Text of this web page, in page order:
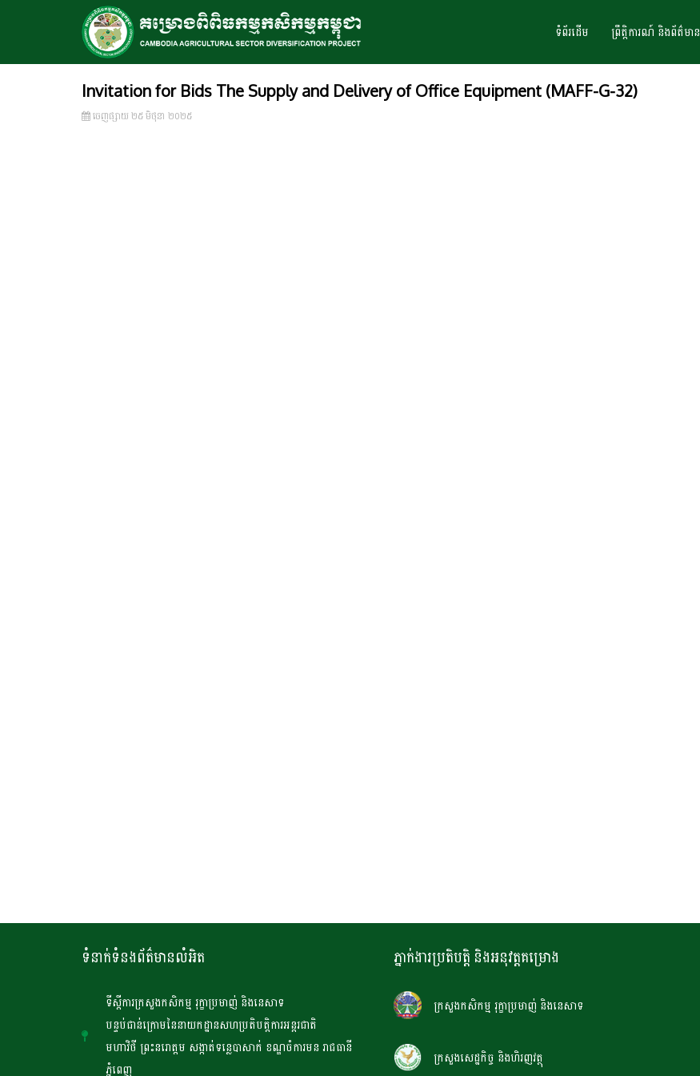
ទំព័រដើម ព្រឹត្តិការណ៍ និងព័ត៌មាន
Invitation for Bids The Supply and Delivery of Office Equipment (MAFF-G-32)
ចេញ​ផ្សាយ​ ២៥ មិថុនា ២០២៥
ទំនាក់ទំនងព័ត៌មានលំអិត
ទីស្តីការក្រសួងកសិកម្ម រុក្ខាប្រមាញ់ និងនេសាទ
បន្ទប់ជាន់ក្រោមនៃនាយកដ្ឋានសហប្រតិបត្តិការអន្តរជាតិ
មហាវិថី ព្រះនរោត្តម សង្កាត់ទន្លេបាសាក់ ខណ្ឌចំការមន រាជធានី
ភ្នំពេញ
ភ្នាក់ងារប្រតិបត្តិ និងអនុវត្តគម្រោង
ក្រសួងកសិកម្ម រុក្ខាប្រមាញ់ និងនេសាទ
ក្រសួងសេដ្ឋកិច្ច និងហិរញវត្ថុ